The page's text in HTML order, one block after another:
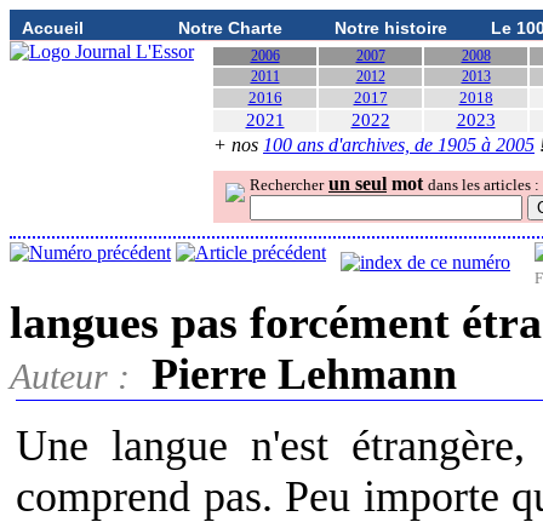
Accueil Notre Charte Notre histoire Le
2006 2007
2008
2011
2012 2013
2016 2017 2018
2021 2022 2023
+ nos 100 ans d'archives, de 1905 à 2005
Rechercher un seul mot dans les articles :
langues pas forcément
Auteur :
Pierre Lehmann
Une langue n'est
comprend pas. Peu importe